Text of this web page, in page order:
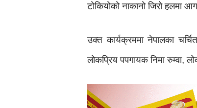
टोकियोको नाकानो जिरो हलमा
उक्त कार्यक्रममा नेपालका
लोकप्रिय पपगायक निमा रुम्वा,